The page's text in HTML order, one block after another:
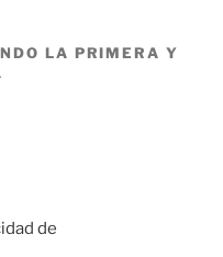
LA PRIMERA Y
de